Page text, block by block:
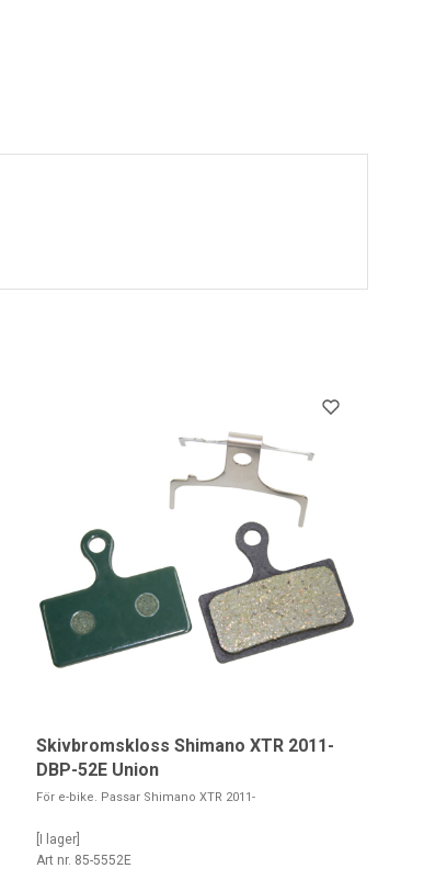
Skivbromskloss Shimano XTR 2011-
DBP-52E Union
För e-bike. Passar Shimano XTR 2011-
[I lager]
Art nr. 85-5552E